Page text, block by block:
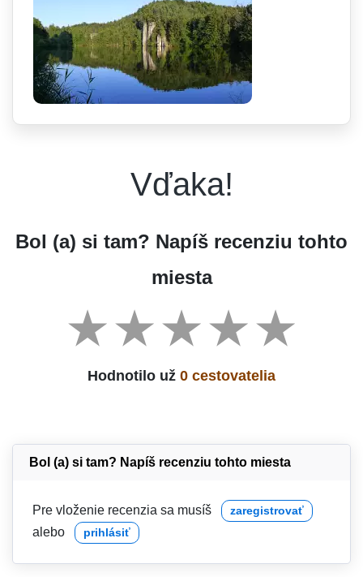
Vďaka!
Bol (a) si tam? Napíš recenziu tohto
miesta
Hodnotilo už 0 cestovatelia
Bol (a) si tam? Napíš recenziu tohto miesta
Pre vloženie recenzia sa musíš zaregistrovať
alebo prihlásiť